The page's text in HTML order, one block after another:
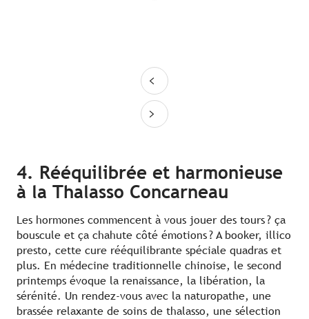
4. Rééquilibrée et harmonieuse
à la Thalasso Concarneau
Les hormones commencent à vous jouer des tours ? ça
bouscule et ça chahute côté émotions ? A booker, illico
presto, cette cure rééquilibrante spéciale quadras et
plus. En médecine traditionnelle chinoise, le second
printemps évoque la renaissance, la libération, la
sérénité. Un rendez-vous avec la naturopathe, une
brassée relaxante de soins de thalasso, une sélection